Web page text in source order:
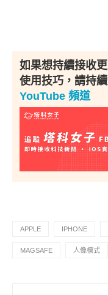
如果想持續接收
使用技巧，請持
YouTube 頻道
APPLE IPHONE
MAGSAFE 人像模式